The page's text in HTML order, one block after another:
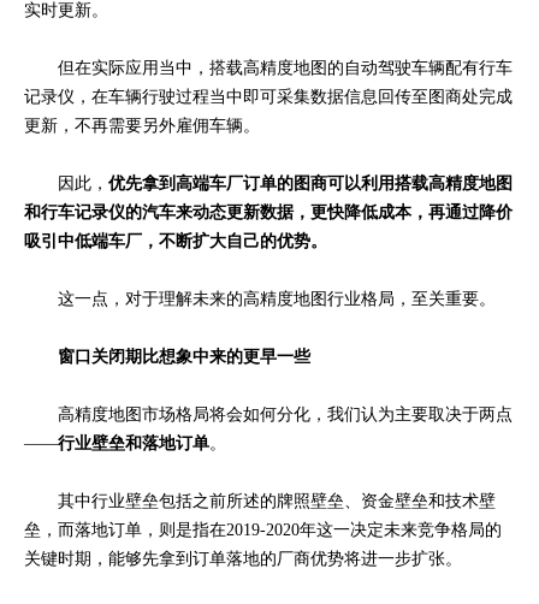
实时更新。
但在实际应用当中，搭载高精度地图的自动驾驶车辆配有行车
记录仪，在车辆行驶过程当中即可采集数据信息回传至图商处完成
更新，不再需要另外雇佣车辆。
因此， 优先拿到高端车厂订单的图商可以利用搭载高精度地图
和行车记录仪的汽车来动态更新数据，更快降低成本，再通过降价
吸引中低端车厂，不断扩大自己的优势。
这一点，对于理解未来的高精度地图行业格局，至关重要。
窗口关闭期 比想象中来的更早一些
高精度地图市场格局将会如何分化，我们认为主要取决于两点
——行业壁垒和落地订单。
其中行业壁垒包括之前所述的牌照壁垒、资金壁垒和技术壁
垒，而落地订单，则是指在2019-2020年这一决定未来竞争格局的
关键时期，能够先拿到订单落地的厂商优势将进一步扩张。